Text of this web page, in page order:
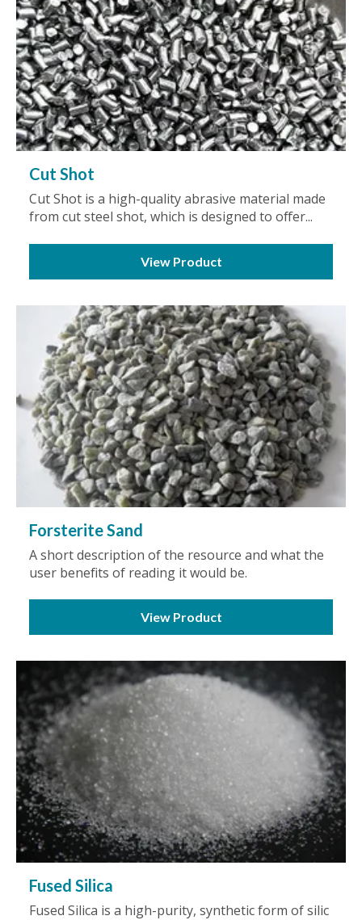
Cut Shot
Cut Shot is a high-quality abrasive material made
from cut steel shot, which is designed to offer...
View Product
Forsterite Sand
A short description of the resource and what the
user benefits of reading it would be.
View Product
Fused Silica
Fused Silica is a high-purity, synthetic form of silic